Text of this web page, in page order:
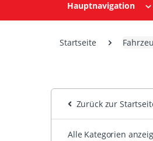
Hauptnavigation
Startseite
Zurück zur
Alle Kategorien